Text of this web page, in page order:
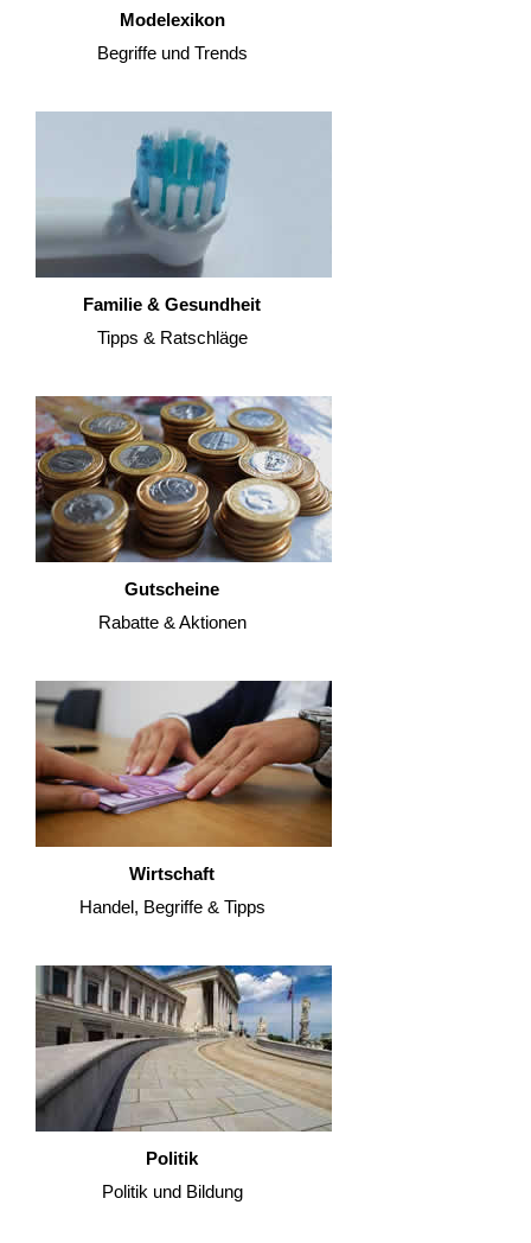
Modelexikon
Begriffe und Trends
Familie & Gesundheit
Tipps & Ratschläge
Gutscheine
Rabatte & Aktionen
Wirtschaft
Handel, Begriffe & Tipps
Politik
Politik und Bildung